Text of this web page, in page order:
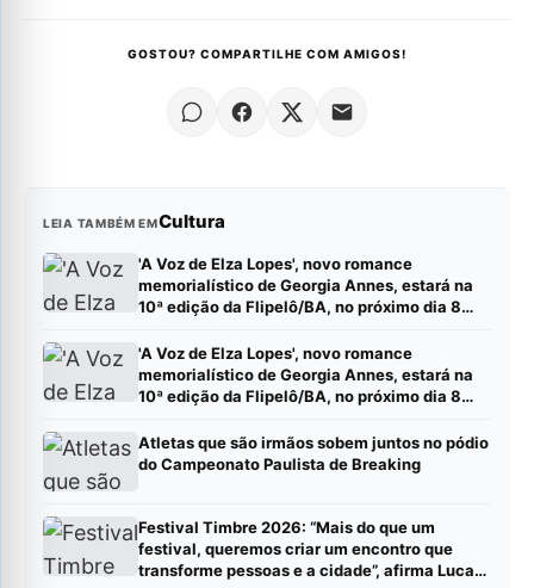
GOSTOU? COMPARTILHE COM AMIGOS!
LEIA TAMBÉM EMCultura
'A Voz de Elza Lopes', novo romance
memorialístico de Georgia Annes, estará na
10ª edição da Flipelô/BA, no próximo dia 8
'A Voz de Elza Lopes', novo romance
memorialístico de Georgia Annes, estará na
10ª edição da Flipelô/BA, no próximo dia 8
Atletas que são irmãos sobem juntos no pódio
do Campeonato Paulista de Breaking
Festival Timbre 2026: “Mais do que um
festival, queremos criar um encontro que
transforme pessoas e a cidade”, afirma Lucas